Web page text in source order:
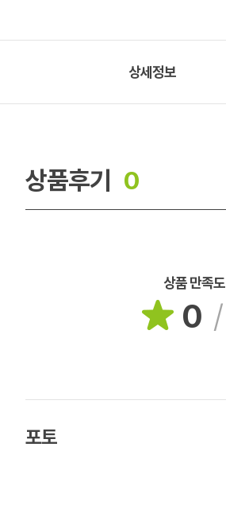
상세정보
상품후기 0
상품 만족도
0 /
포토